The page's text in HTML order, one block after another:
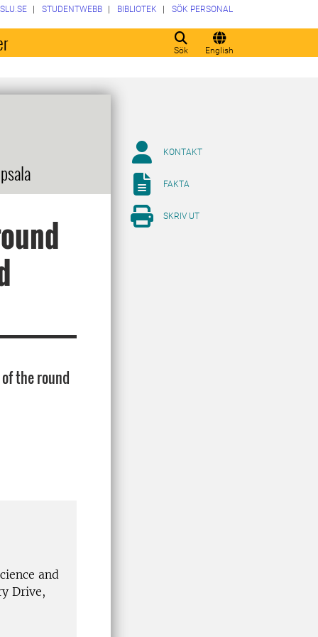
Sök English
SLU.SE STUDENTWEBB BIBLIOTEK SÖK PERSONAL
the round
and
Drive,
KONTAKT
FAKTA
SKRIV UT